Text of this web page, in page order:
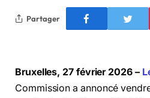
Partager
Bruxelles, 27 février 2026 –
Commission a annoncé